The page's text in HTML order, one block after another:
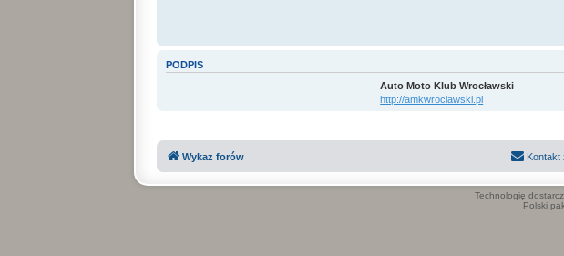
PODPIS
Auto Moto Klub Wrocławski
http://amkwroclawski.pl
Wykaz forów Kontakt
Technologię
Polski